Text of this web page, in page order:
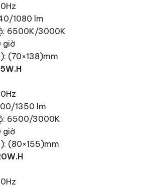
1080 lm
6500K/3000K
giờ
(70×138)mm
1350 lm
6500/3000K
giờ
(80×155)mm